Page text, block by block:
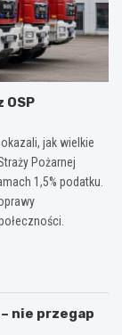
OSP
jak wielkie
Pożarnej
1,5% podatku.
nie przegap